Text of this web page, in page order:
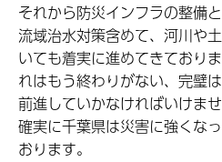
それから防災インフラの整備
流域治水対策含めて、河川や
いても着実に進めてきており
れはもう終わりがない、完璧
前進していかなければいけま
確実に千葉県は災害に強くな
おります。